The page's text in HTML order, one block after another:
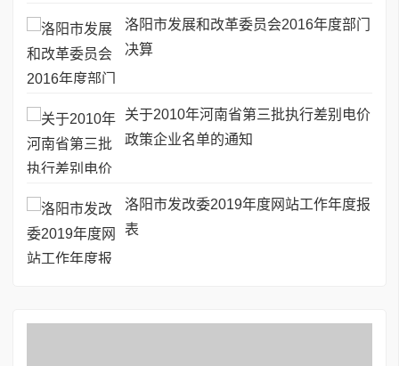
洛阳市发展和改革委员会2016年度部门
决算
关于2010年河南省第三批执行差别电价
政策企业名单的通知
洛阳市发改委2019年度网站工作年度报
表